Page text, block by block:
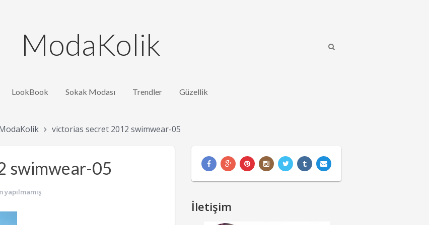
ModaKolik
LookBook Sokak Modası Trendler Güzellik
victorias secret 2012 swimwear-05
swimwear-05
yapılmamış
İletişim